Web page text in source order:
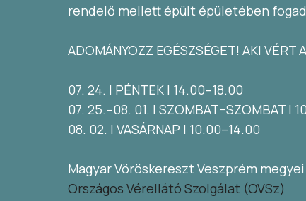
rendelő mellett épült épületében
ADOMÁNYOZZ EGÉSZSÉGET! AKI VÉRT
07. 24. | PÉNTEK | 14.00–18.00
07. 25.–08. 01. | SZOMBAT–SZOMBAT |
08. 02. | VASÁRNAP | 10.00–14.00
Magyar Vöröskereszt Veszprém
Országos Vérellátó Szolgálat (OVSz)